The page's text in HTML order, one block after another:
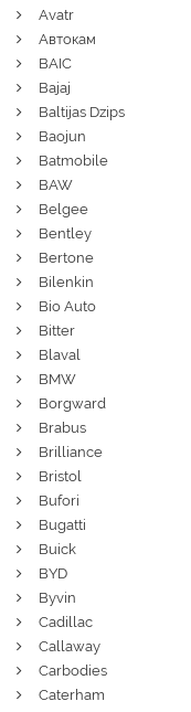
Avatr
Автокам
BAIC
Bajaj
Baltijas Dzips
Baojun
Batmobile
BAW
Belgee
Bentley
Bertone
Bilenkin
Bio Auto
Bitter
Blaval
BMW
Borgward
Brabus
Brilliance
Bristol
Bufori
Bugatti
Buick
BYD
Byvin
Cadillac
Callaway
Carbodies
Caterham